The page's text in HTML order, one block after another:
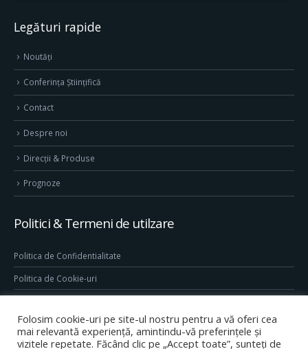
Legături rapide
Noutăți
Conferința Științifică
Contact
Despre noi
Direcţii & Produse
Prognoze
Politici & Termeni de utilzare
Politica de Confidentialitate
Politica de Cookie-uri
Conditii generale de utilizare site
Folosim cookie-uri pe site-ul nostru pentru a vă oferi cea
mai relevantă experiență, amintindu-vă preferințele și
vizitele repetate. Făcând clic pe „Accept toate”, sunteți de